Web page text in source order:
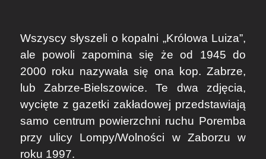
Wszyscy słyszeli o kopalni „Królowa Luiza”,
ale powoli zapomina się że od 1945 do
2000 roku nazywała się ona kop. Zabrze,
lub Zabrze-Bielszowice. Te dwa zdjęcia,
wycięte z gazetki zakładowej przedstawiają
samo centrum powierzchni ruchu Poremba
przy ulicy Lompy/Wolności w Zaborzu w
roku 1997.